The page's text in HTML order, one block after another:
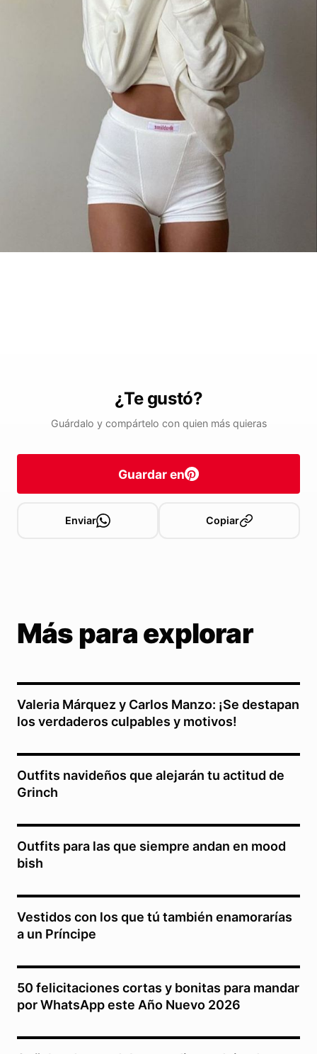
¿Te gustó?
Guárdalo y compártelo con quien más quieras
Guardar en
Enviar Copiar
Más para explorar
Valeria Márquez y Carlos Manzo: ¡Se destapan
los verdaderos culpables y motivos!
Outfits navideños que alejarán tu actitud de
Grinch
Outfits para las que siempre andan en mood
bish
Vestidos con los que tú también enamorarías
a un Príncipe
50 felicitaciones cortas y bonitas para mandar
por WhatsApp este Año Nuevo 2026